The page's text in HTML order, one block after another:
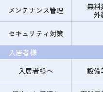
メンテナンス管理
無料
外
セキュリティ対策
入居者様
入居者様へ
設備